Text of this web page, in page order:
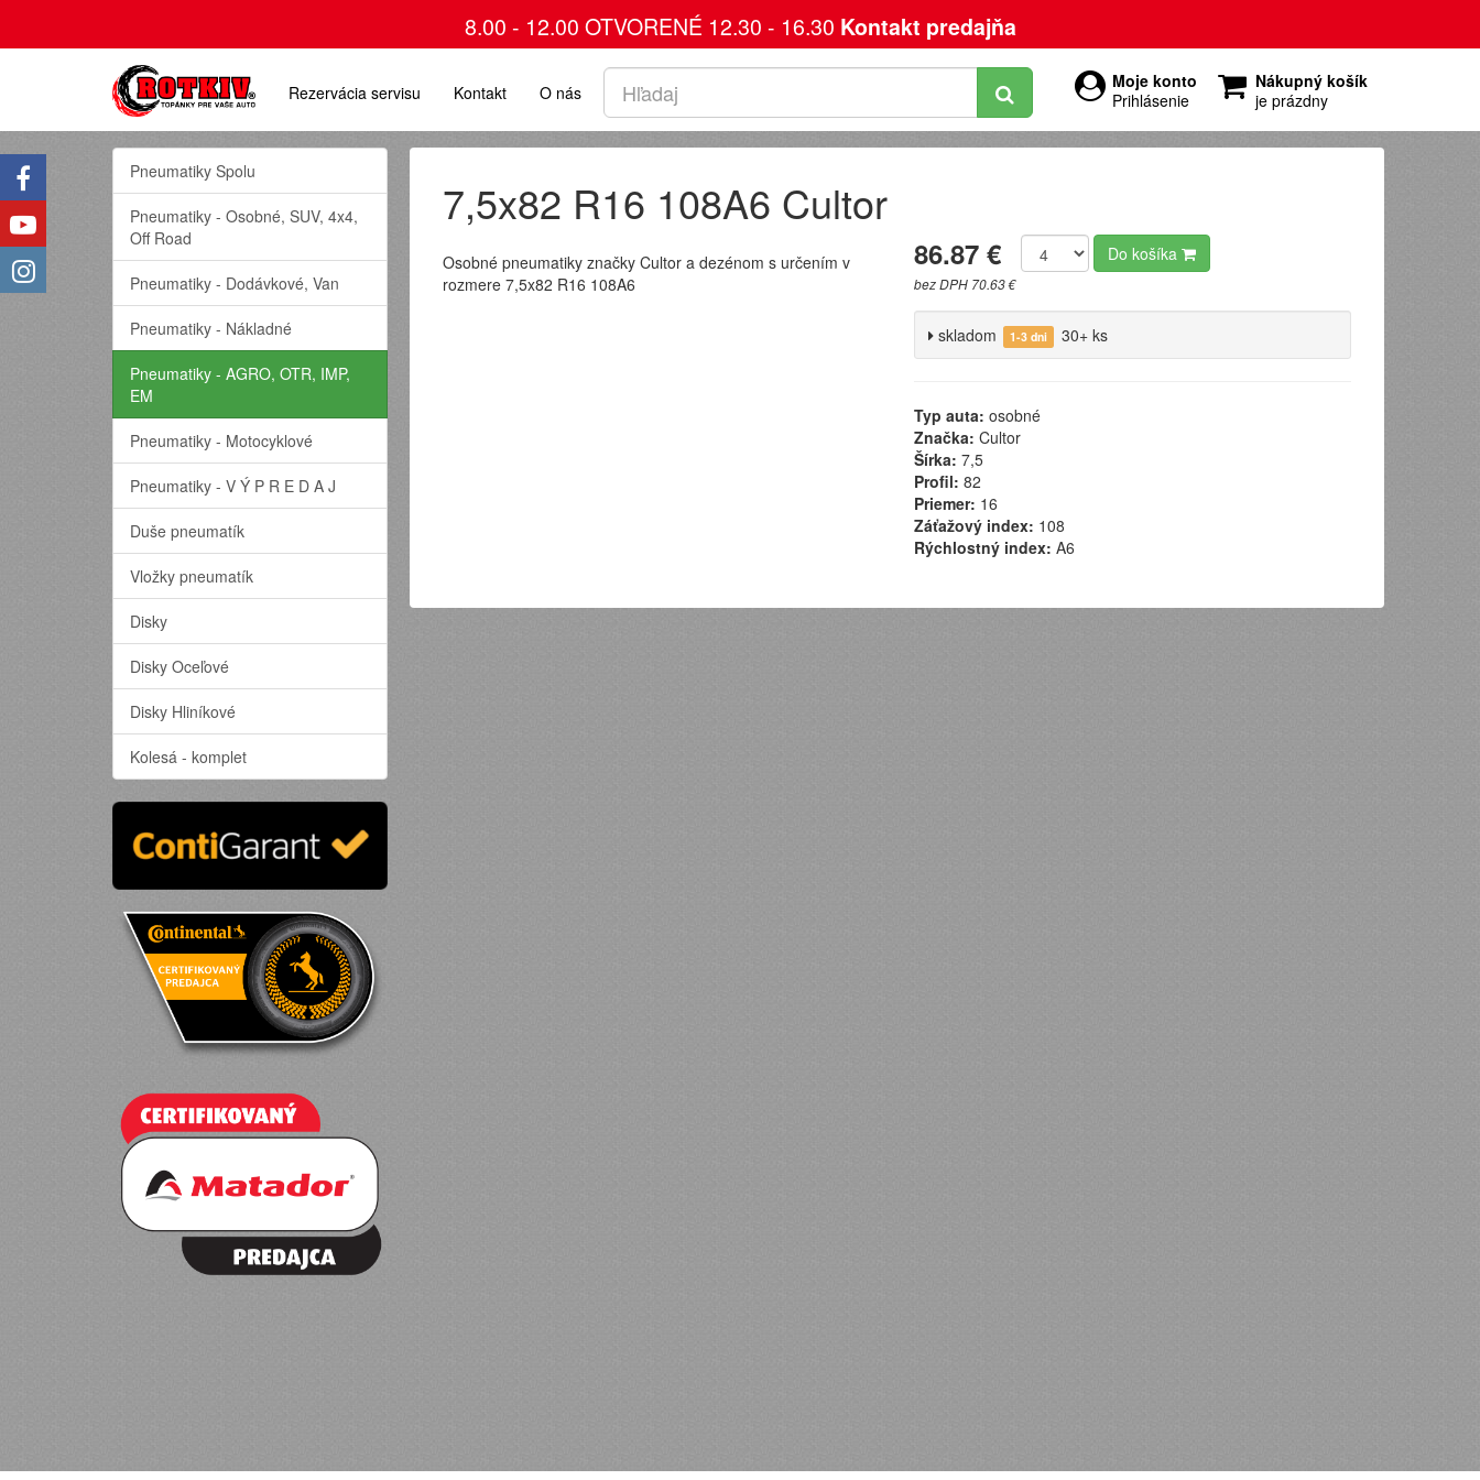
8.00 - 12.00 OTVORENÉ 12.30 - 16.30 Kontakt predajňa
Moje konto
Prihlásenie
Nákupný košík
je prázdny
Rezervácia servisu Kontakt O nás
7,5x82 R16 108A6 Cultor
Osobné pneumatiky značky Cultor a dezénom s určením v
rozmere 7,5x82 R16 108A6
86.87 €
bez DPH 70.63 €
Do košíka
skladom 1-3 dni 30+ ks
Typ auta: osobné
Značka: Cultor
Šírka: 7,5
Profil: 82
Priemer: 16
Záťažový index: 108
Rýchlostný index: A6
Pneumatiky Spolu
Pneumatiky - Osobné, SUV, 4x4,
Off Road
Pneumatiky - Dodávkové, Van
Pneumatiky - Nákladné
Pneumatiky - AGRO, OTR, IMP,
EM
Pneumatiky - Motocyklové
Pneumatiky - V Ý P R E D A J
Duše pneumatík
Vložky pneumatík
Disky
Disky Oceľové
Disky Hliníkové
Kolesá - komplet